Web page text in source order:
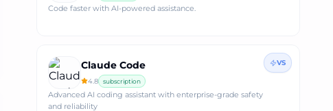
Code faster with AI-powered assistance.
Claude Code
4.8 subscription
Advanced AI coding assistant with enterprise-grade safety
and reliability
VS